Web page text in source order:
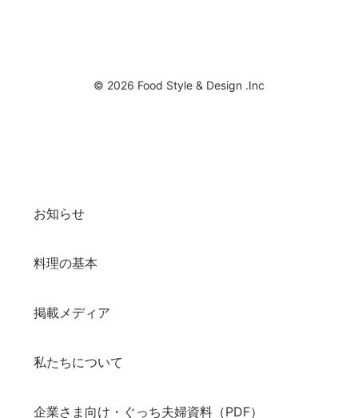
© 2026 Food Style & Design .Inc
お知らせ
料理の基本
掲載メディア
私たちについて
企業さま向け・ぐっち夫婦資料（PDF）